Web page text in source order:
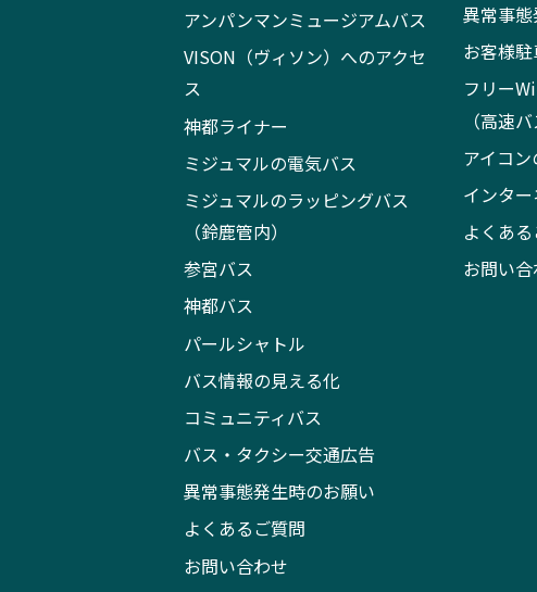
アンパンマンミュージアムバス
VISON（ヴィソン）へのアクセ
ス
神都ライナー
ミジュマルの電気バス
ミジュマルのラッピングバス
（鈴鹿管内）
参宮バス
神都バス
パールシャトル
バス情報の見える化
コミュニティバス
バス・タクシー交通広告
異常事態発生時のお願い
よくあるご質問
お問い合わせ
異常事
お客様
フリー
（高速バ
アイコ
インタ
よくあ
お問い